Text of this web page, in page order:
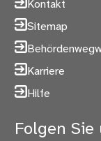
Kontakt
Sitemap
Karriere
Hilfe
Folgen Sie